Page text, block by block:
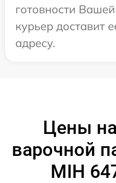
готовности
курьер доставит
адресу.
Цены
варочной
MIH